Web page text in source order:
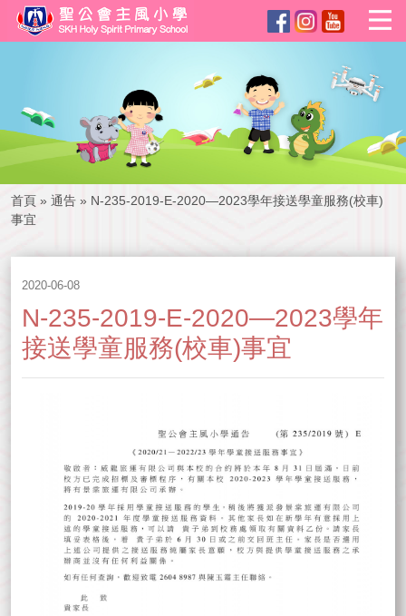
首頁 » 通告 » N-235-2019-E-2020—2023學年接送學童服務(校車)
事宜
2020-06-08
N-235-2019-E-2020—2023學年
接送學童服務(校車)事宜